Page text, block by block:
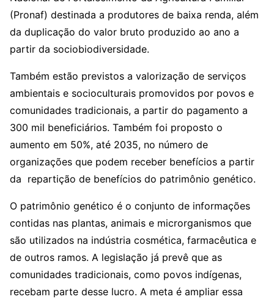
(Pronaf) destinada a produtores de baixa renda, além
da duplicação do valor bruto produzido ao ano a
partir da sociobiodiversidade.
Também estão previstos a valorização de serviços
ambientais e socioculturais promovidos por povos e
comunidades tradicionais, a partir do pagamento a
300 mil beneficiários. Também foi proposto o
aumento em 50%, até 2035, no número de
organizações que podem receber benefícios a partir
da repartição de benefícios do patrimônio genético.
O patrimônio genético é o conjunto de informações
contidas nas plantas, animais e microrganismos que
são utilizados na indústria cosmética, farmacêutica e
de outros ramos. A legislação já prevê que as
comunidades tradicionais, como povos indígenas,
recebam parte desse lucro. A meta é ampliar essa